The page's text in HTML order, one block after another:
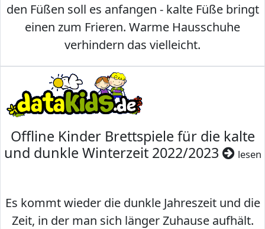
den Füßen soll es anfangen - kalte Füße bringt
einen zum Frieren. Warme Hausschuhe
verhindern das vielleicht.
Offline Kinder Brettspiele für die kalte
und dunkle Winterzeit 2022/2023
lesen
Es kommt wieder die dunkle Jahreszeit und die
Zeit, in der man sich länger Zuhause aufhält.